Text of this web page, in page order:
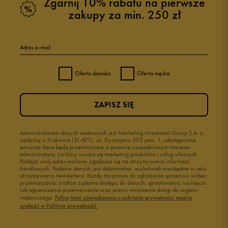
zakupy za min. 250 zł
Adres e-mail
Oferta damska Oferta męska
Administratorem danych osobowych jest Marketing Investment Group S.A. z
siedzibą w Krakowie (31-871), os. Dywizjonu 303 paw. 1, udostępnione
powyżej dane będą przetwarzane w prawnie uzasadnionym interesie
administratora, za który uważa się marketing produktów i usług własnych.
Podając swój adres mailowy zgadzasz się na otrzymywanie informacji
handlowych. Podanie danych jest dobrowolne, aczkolwiek niezbędne w celu
otrzymywania newslettera. Każdy ma prawo do zgłoszenia sprzeciwu wobec
przetwarzania, a także żądania dostępu do danych, sprostowania, usunięcia
lub ograniczenia przetwarzania oraz prawo wniesienia skargi do organu
nadzorczego. Pełną treść oświadczenia o ochronie prywatności można
znaleźć w Polityce prywatności.
ZAPISZ SIĘ